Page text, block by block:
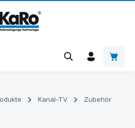
Kanal-TV
Zubehör